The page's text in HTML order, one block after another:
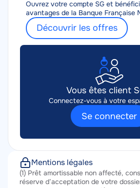
Ouvrez votre compte SG et
avantages de la Banque Française
Découvrir les offres
Vous êtes client
Connectez-vous à votre
Se connecter
Mentions légales
Texte
(1) Prêt amortissable non affecté,
réserve d’acceptation de votre